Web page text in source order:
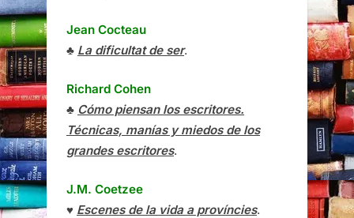
Jean Cocteau
♣ La dificultat de ser.
Richard Cohen
♣ Cómo piensan los escritores.
Técnicas, manías y miedos de los
grandes escritores.
J.M. Coetzee
♥ Escenes de la vida a províncies.